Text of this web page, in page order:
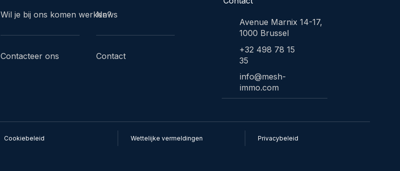
Wil je bij ons komen werken?
Contacteer ons
News
Contact
Avenue Marnix 14-17,
1000 Brussel
+32 498 78 15
35
info@mesh-
immo.com
Cookiebeleid ​Wettelijke vermeldingen ​Privacybeleid